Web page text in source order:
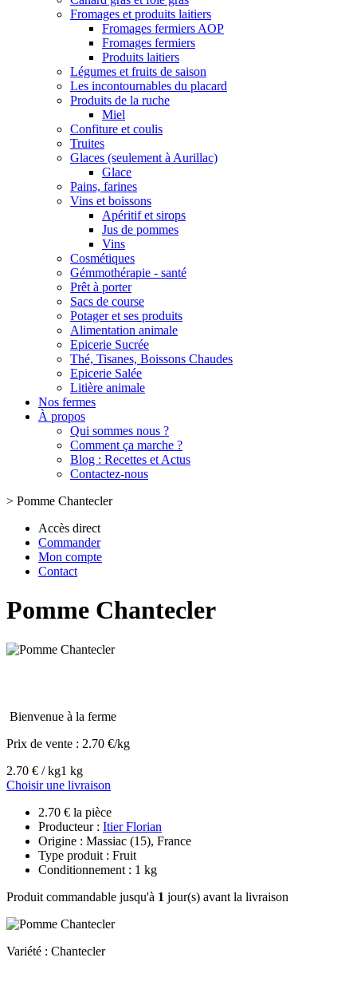
Fromages et produits laitiers
Fromages fermiers AOP
Fromages fermiers
Produits laitiers
Légumes et fruits de saison
Les incontournables du placard
Produits de la ruche
Miel
Confiture et coulis
Truites
Glaces (seulement à Aurillac)
Glace
Pains, farines
Vins et boissons
Apéritif et sirops
Jus de pommes
Vins
Cosmétiques
Gémmothérapie - santé
Prêt à porter
Sacs de course
Potager et ses produits
Alimentation animale
Epicerie Sucrée
Thé, Tisanes, Boissons Chaudes
Epicerie Salée
Litière animale
Nos fermes
À propos
Qui sommes nous ?
Comment ça marche ?
Blog : Recettes et Actus
Contactez-nous
> Pomme Chantecler
Accès direct
Commander
Mon compte
Contact
Pomme Chantecler
Bienvenue à la ferme
Prix de vente : 2.70 €/kg
2.70 € / kg1 kg
Choisir une livraison
2.70 € la pièce
Producteur : Itier Florian
Origine : Massiac (15), France
Type produit : Fruit
Conditionnement : 1 kg
Produit commandable jusqu'à 1 jour(s) avant la livraison
Variété : Chantecler